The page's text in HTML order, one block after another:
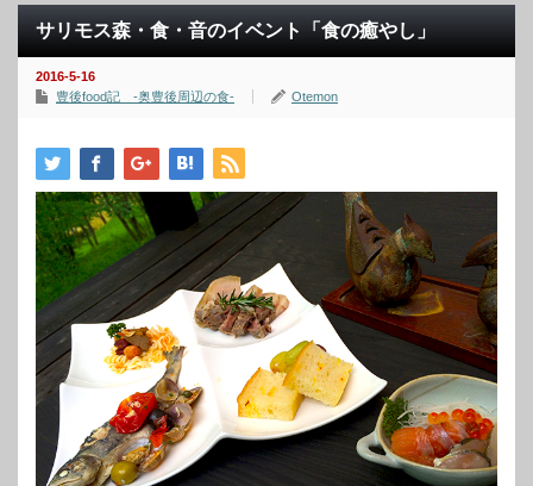
サリモス森・食・音のイベント「食の癒やし」
2016-5-16
豊後food記 -奥豊後周辺の食-
Otemon